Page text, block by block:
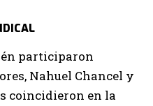
participaron
Nahuel Chancel y
coincidieron en la